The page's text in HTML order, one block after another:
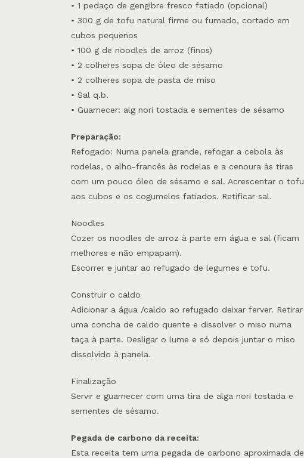
• 1 pedaço de gengibre fresco fatiado (opcional)
• 300 g de tofu natural firme ou fumado, cortado em
cubos pequenos
• 100 g de noodles de arroz (finos)
• 2 colheres sopa de óleo de sésamo
• 2 colheres sopa de pasta de miso
• Sal q.b.
• Guarnecer: alg nori tostada e sementes de sésamo
Preparação:
Refogado: Numa panela grande, refogar a cebola às
rodelas, o alho-francês às rodelas e a cenoura às tiras
com um pouco óleo de sésamo e sal. Acrescentar o tofu
aos cubos e os cogumelos fatiados. Retificar sal.
Noodles
Cozer os noodles de arroz à parte em água e sal (ficam
melhores e não empapam).
Escorrer e juntar ao refugado de legumes e tofu.
Construir o caldo
Adicionar a água /caldo ao refugado deixar ferver. Retirar
uma concha de caldo quente e dissolver o miso numa
taça à parte. Desligar o lume e só depois juntar o miso
dissolvido à panela.
Finalização
Servir e guarnecer com uma tira de alga nori tostada e
sementes de sésamo.
Pegada de carbono da receita:
Esta receita tem uma pegada de carbono aproximada de